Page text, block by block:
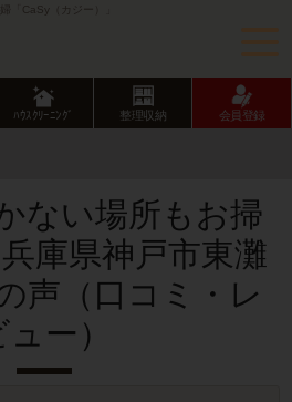
「CaSy（カジー）」
ﾊｳｽｸﾘｰﾆﾝｸﾞ 整理収納 会員登録
ない場所もお掃
庫県神戸市東灘
声（口コミ・レ
ュー）